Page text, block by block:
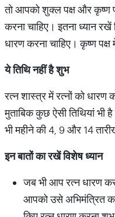
तो आपको शुक्ल पक्ष और कृष्ण
करना चाहिए। इतना ध्यान
धारण करना चाहिए। कृष्ण
येतिथिनहींहैशुभ
रत्न शास्त्र में रत्नों को
मुताबिक कुछ ऐसी तिथियां भी
भी महीने की 4, 9 और 14
इनबातोंकारखेंविशेषध्यान
जब भी आप रत्न धारण
आपको उसे अभिमंत्रित